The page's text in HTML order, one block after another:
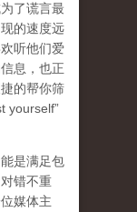
了谎言最
的速度远
听他们爱
息，也正
的帮你筛
yourself”
是满足包
错不重
媒体主